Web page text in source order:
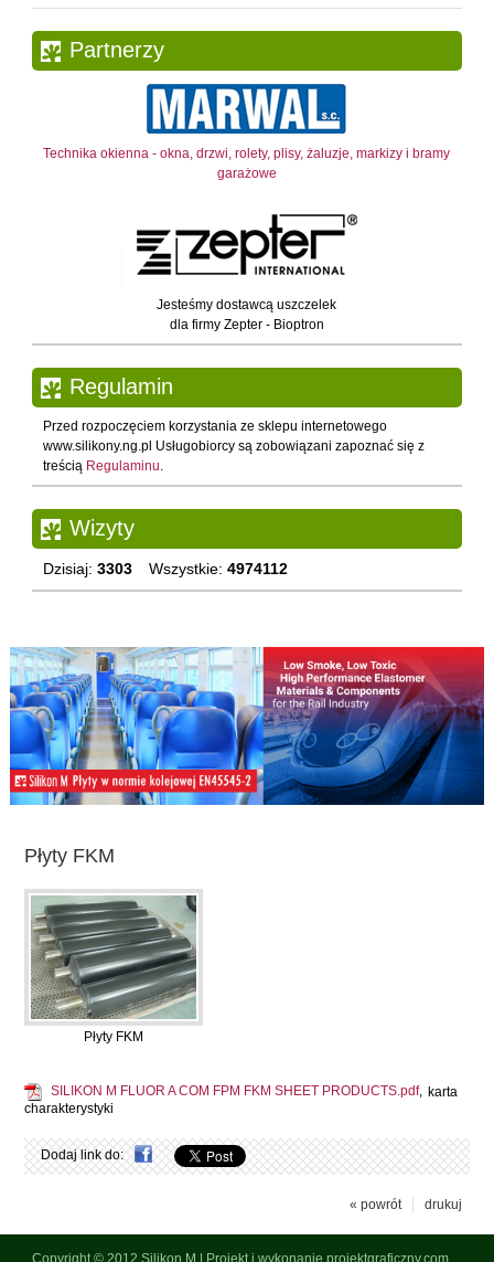
Partnerzy
Technika okienna - okna, drzwi, rolety, plisy, żaluzje, markizy i bramy
garażowe
Jesteśmy dostawcą uszczelek
dla firmy Zepter - Bioptron
Regulamin
Przed rozpoczęciem korzystania ze sklepu internetowego
www.silikony.ng.pl Usługobiorcy są zobowiązani zapoznać się z
treścią Regulaminu.
Wizyty
Dzisiaj: 3303 Wszystkie: 4974112
Płyty FKM
Płyty FKM
SILIKON M FLUOR A COM FPM FKM SHEET PRODUCTS.pdf, karta
charakterystyki
Dodaj link do:
drukuj
« powrót